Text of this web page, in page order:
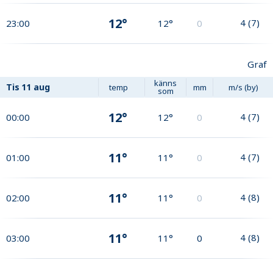
23:00 12° 12° 0 4 (7)
Graf
Tis 11 aug temp känns
som mm m/s (by)
00:00 12° 12° 0 4 (7)
01:00 11° 11° 0 4 (7)
02:00 11° 11° 0 4 (8)
03:00 11° 11° 0 4 (8)